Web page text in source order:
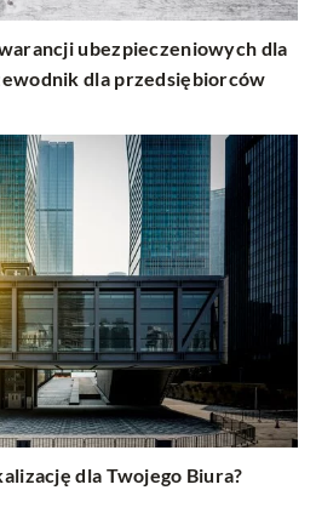
ubezpieczeniowych dla
dla przedsiębiorców
dla Twojego Biura?